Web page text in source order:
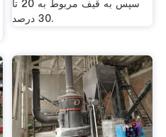
سپس به قیف مربوط به 20 تا
30 درصد.